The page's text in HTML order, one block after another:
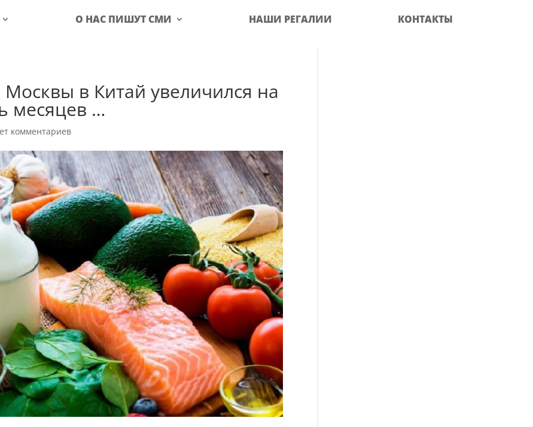
О НАС ПИШУТ СМИ НАШИ РЕГАЛИИ КОНТАКТЫ
Москвы в Китай увеличился на
месяцев …
комментариев